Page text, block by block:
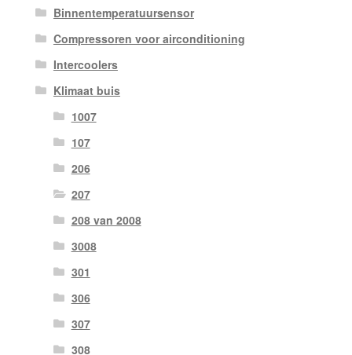
Binnentemperatuursensor
Compressoren voor airconditioning
Intercoolers
Klimaat buis
1007
107
206
207
208 van 2008
3008
301
306
307
308